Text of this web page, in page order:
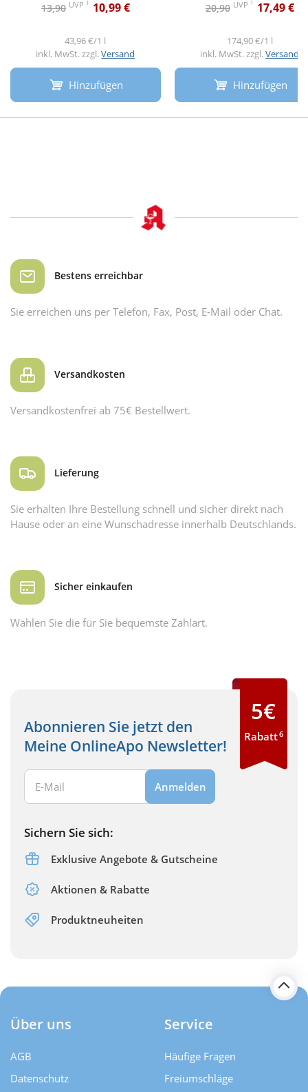
13,90 UVP 1 10,99 €
43,96 €/1 l
inkl. MwSt. zzgl.Versand
Hinzufügen
20,90 UVP 1 17,49 €
174,90 €/1 l
inkl. MwSt. zzgl.Versand
Hinzufügen
Bestens erreichbar
Sie erreichen uns per Telefon, Fax, Post, E-Mail oder Chat.
Versandkosten
Versandkostenfrei ab 75€ Bestellwert.
Lieferung
Sie erhalten Ihre Bestellung schnell und sicher direkt nach
Hause oder an eine Wunschadresse innerhalb Deutschlands.
Sicher einkaufen
Wählen Sie die für Sie bequemste Zahlart.
Abonnieren Sie jetzt den
Meine OnlineApo Newsletter!
Ihre E-Mail Adresse:
Anmelden
Sichern Sie sich:
Exklusive Angebote & Gutscheine
Aktionen & Rabatte
Produktneuheiten
5€
Rabatt6
Über uns
AGB
Datenschutz
Service
Häufige Fragen
Freiumschläge